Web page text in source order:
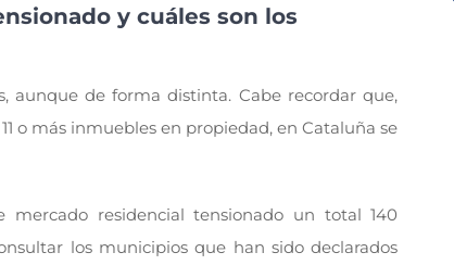
y cuáles son los
aunque de forma distinta. Cabe recordar que,
o más inmuebles en propiedad, en Cataluña se
residencial tensionado un total 140
los municipios que han sido declarados